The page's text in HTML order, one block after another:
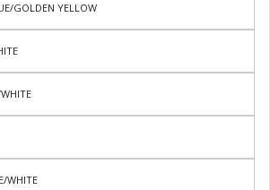
GOLDEN YELLOW
WHITE